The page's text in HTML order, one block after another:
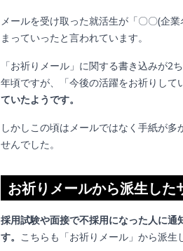
メールを受け取った就活生が「〇〇(企
まっていったと言われています。
「お祈りメール」に関する書き込みが
年頃ですが、「今後の活躍をお祈りして
ていたようです。
しかしこの頃はメールではなく手紙が
せんでした。
お祈りメールから派生した
採用試験や面接で不採用になった人に通
す。 こちらも「お祈りメール」から派生